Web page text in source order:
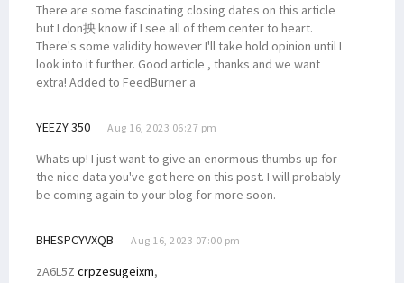
There are some fascinating closing dates on this article
but I don抰 know if I see all of them center to heart.
There's some validity however I'll take hold opinion until I
look into it further. Good article , thanks and we want
extra! Added to FeedBurner a
YEEZY 350 Aug 16, 2023 06:27 pm
Whats up! I just want to give an enormous thumbs up for
the nice data you've got here on this post. I will probably
be coming again to your blog for more soon.
BHESPCYVXQB Aug 16, 2023 07:00 pm
zA6L5Z crpzesugeixm,